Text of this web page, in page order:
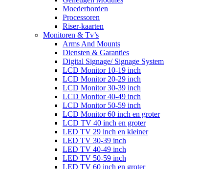
Moederborden
Processoren
Riser-kaarten
Monitoren & Tv’s
Arms And Mounts
Diensten & Garanties
Digital Signage/ Signage System
LCD Monitor 10-19 inch
LCD Monitor 20-29 inch
LCD Monitor 30-39 inch
LCD Monitor 40-49 inch
LCD Monitor 50-59 inch
LCD Monitor 60 inch en groter
LCD TV 40 inch en groter
LED TV 29 inch en kleiner
LED TV 30-39 inch
LED TV 40-49 inch
LED TV 50-59 inch
LED TV 60 inch en groter